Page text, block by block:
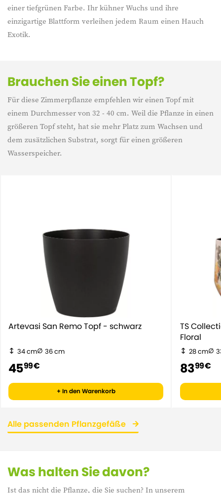
einer tiefgrünen Farbe. Ihr kühner Wuchs und ihre
einzigartige Blattform verleihen jedem Raum einen Hauch
Exotik.
Brauchen Sie einen Topf?
Für diese Zimmerpflanze empfehlen wir einen Topf mit
einem Durchmesser von 32 - 40 cm. Weil die Pflanze in einen
größeren Topf steht, hat sie mehr Platz zum Wachsen und
dem zusätzlichen Substrat, sorgt für einen größeren
Wasserspeicher.
Artevasi San Remo Topf - schwarz
34 cm 36 cm
4599 €
+ In den Warenkorb
TS
Floral
28 cm
8399 €
Alle passenden Pflanzgefäße
Was halten Sie davon?
Ist das nicht die Pflanze, die Sie suchen? In unserem